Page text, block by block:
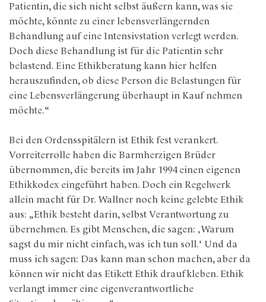
Patientin, die sich nicht selbst äußern kann, was sie
möchte, könnte zu einer lebensverlängernden
Behandlung auf eine Intensivstation verlegt werden.
Doch diese Behandlung ist für die Patientin sehr
belastend. Eine Ethikberatung kann hier helfen
herauszufinden, ob diese Person die Belastungen für
eine Lebensverlängerung überhaupt in Kauf nehmen
möchte.“
Bei den Ordensspitälern ist Ethik fest verankert.
Vorreiterrolle haben die Barmherzigen Brüder
übernommen, die bereits im Jahr 1994 einen eigenen
Ethikkodex eingeführt haben. Doch ein Regelwerk
allein macht für Dr. Wallner noch keine gelebte Ethik
aus: „Ethik besteht darin, selbst Verantwortung zu
übernehmen. Es gibt Menschen, die sagen: ‚Warum
sagst du mir nicht einfach, was ich tun soll.‘ Und da
muss ich sagen: Das kann man schon machen, aber da
können wir nicht das Etikett Ethik draufkleben. Ethik
verlangt immer eine eigenverantwortliche